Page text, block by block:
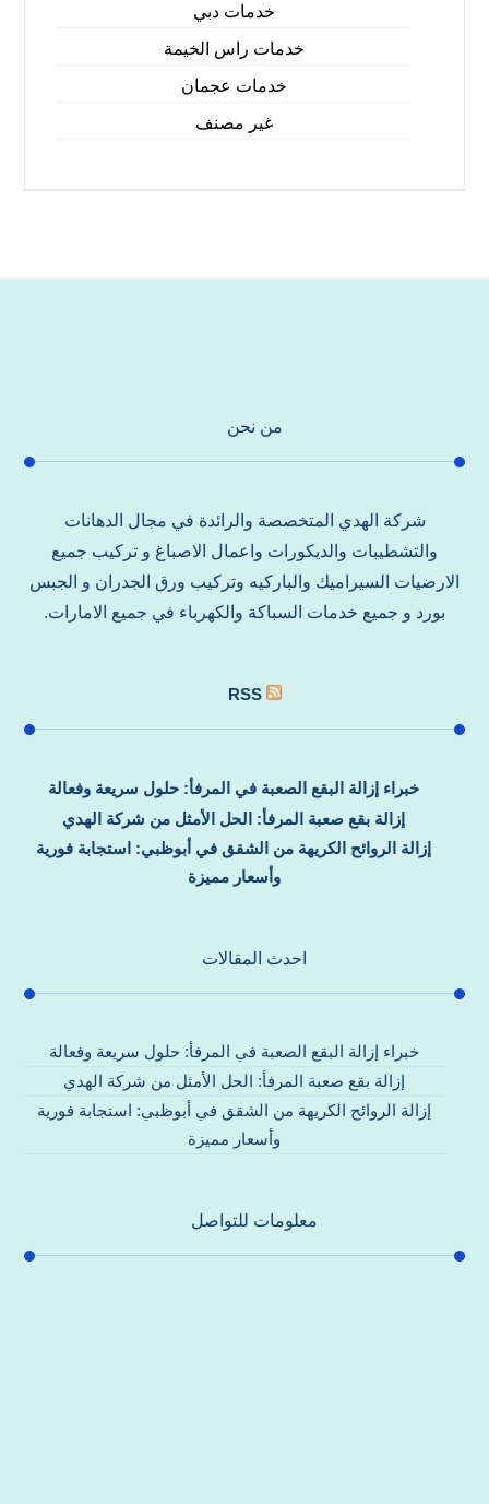
خدمات دبي
خدمات راس الخيمة
خدمات عجمان
غير مصنف
من نحن
شركة الهدي المتخصصة والرائدة في مجال الدهانات
والتشطيبات والديكورات واعمال الاصباغ و تركيب جميع
الارضيات السيراميك والباركيه وتركيب ورق الجدران و الجبس
بورد و جميع خدمات السباكة والكهرباء في جميع الامارات.
RSS
خبراء إزالة البقع الصعبة في المرفأ: حلول سريعة وفعالة
إزالة بقع صعبة المرفأ: الحل الأمثل من شركة الهدي
إزالة الروائح الكريهة من الشقق في أبوظبي: استجابة فورية
وأسعار مميزة
احدث المقالات
خبراء إزالة البقع الصعبة في المرفأ: حلول سريعة وفعالة
إزالة بقع صعبة المرفأ: الحل الأمثل من شركة الهدي
إزالة الروائح الكريهة من الشقق في أبوظبي: استجابة فورية
وأسعار مميزة
معلومات للتواصل